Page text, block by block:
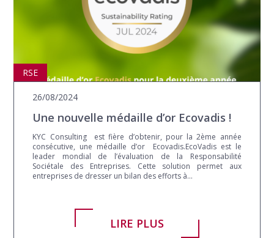
Une nouvelle médaille d’or Ecovadis !
26/08/2024
RSE
KYC Consulting est fière d’obtenir, pour la 2ème année
consécutive, une médaille d’or Ecovadis.EcoVadis est le
leader mondial de l’évaluation de la Responsabilité
Sociétale des Entreprises. Cette solution permet aux
entreprises de dresser un bilan des efforts à...
LIRE PLUS